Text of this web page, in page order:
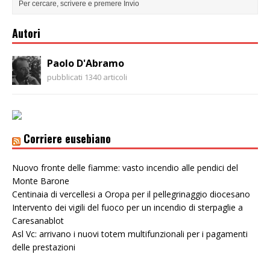
Autori
Paolo D'Abramo
pubblicati 1340 articoli
Corriere eusebiano
Nuovo fronte delle fiamme: vasto incendio alle pendici del
Monte Barone
Centinaia di vercellesi a Oropa per il pellegrinaggio diocesano
Intervento dei vigili del fuoco per un incendio di sterpaglie a
Caresanablot
Asl Vc: arrivano i nuovi totem multifunzionali per i pagamenti
delle prestazioni